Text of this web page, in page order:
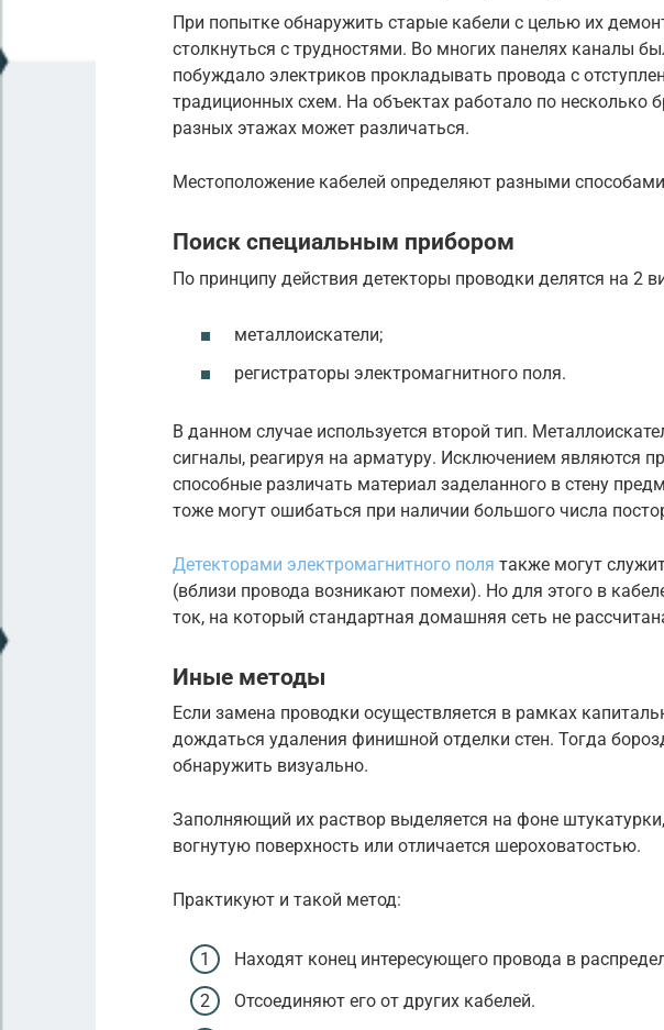
При попытке обнаружить старые кабели с целью их
столкнуться с трудностями. Во многих панелях каналы
побуждало электриков прокладывать провода с
традиционных схем. На объектах работало по несколько
разных этажах может различаться.
Местоположение кабелей определяют разными
Поиск специальным прибором
По принципу действия детекторы проводки делятся на 2
металлоискатели;
регистраторы электромагнитного поля.
В данном случае используется второй тип.
сигналы, реагируя на арматуру. Исключением являются
способные различать материал заделанного в стену
тоже могут ошибаться при наличии большого числа
Детекторами электромагнитного поля также могут
(вблизи провода возникают помехи). Но для этого в
ток, на который стандартная домашняя сеть не
Иные методы
Если замена проводки осуществляется в рамках
дождаться удаления финишной отделки стен. Тогда
обнаружить визуально.
Заполняющий их раствор выделяется на фоне
вогнутую поверхность или отличается шероховатостью.
Практикуют и такой метод:
Находят конец интересующего провода в
Отсоединяют его от других кабелей.